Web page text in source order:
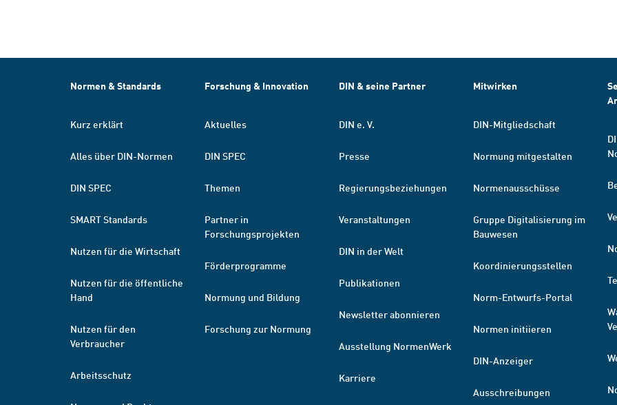
Normen & Standards
Kurz erklärt
Alles über DIN-Normen
DIN SPEC
SMART Standards
Nutzen für die Wirtschaft
Nutzen für die öffentliche
Hand
Nutzen für den
Verbraucher
Arbeitsschutz
Forschung & Innovation
Aktuelles
DIN SPEC
Themen
Partner in
Forschungsprojekten
Förderprogramme
Normung und Bildung
Forschung zur Normung
DIN & seine Partner
DIN e. V.
Presse
Regierungsbeziehungen
Veranstaltungen
DIN in der Welt
Publikationen
Newsletter abonnieren
Ausstellung NormenWerk
Karriere
Mitwirken
DIN-Mitgliedschaft
Normung mitgestalten
Normenausschüsse
Gruppe Digitalisierung im
Bauwesen
Koordinierungsstellen
Norm-Entwurfs-Portal
Normen initiieren
DIN-Anzeiger
Ausschreibungen